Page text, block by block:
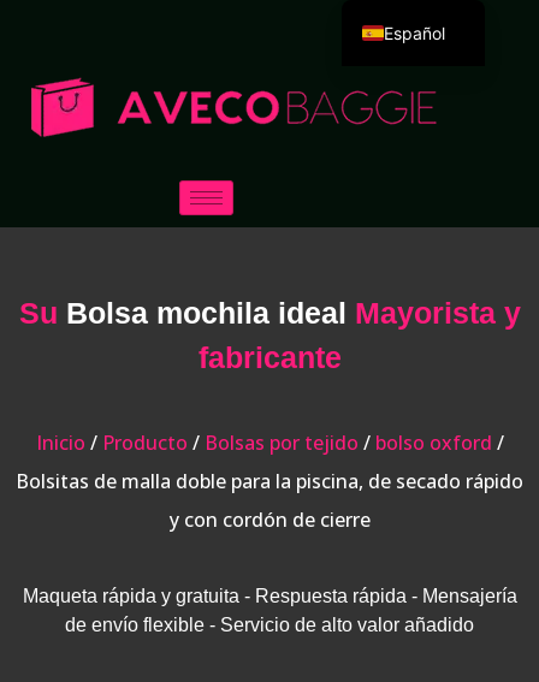
Su Bolsa mochila ideal Mayorista y
fabricante
Inicio / Producto / Bolsas por tejido / bolso oxford /
Bolsitas de malla doble para la piscina, de secado rápido
y con cordón de cierre
Maqueta rápida y gratuita - Respuesta rápida - Mensajería
de envío flexible - Servicio de alto valor añadido
Español
Deutsch
العربية
Italiano